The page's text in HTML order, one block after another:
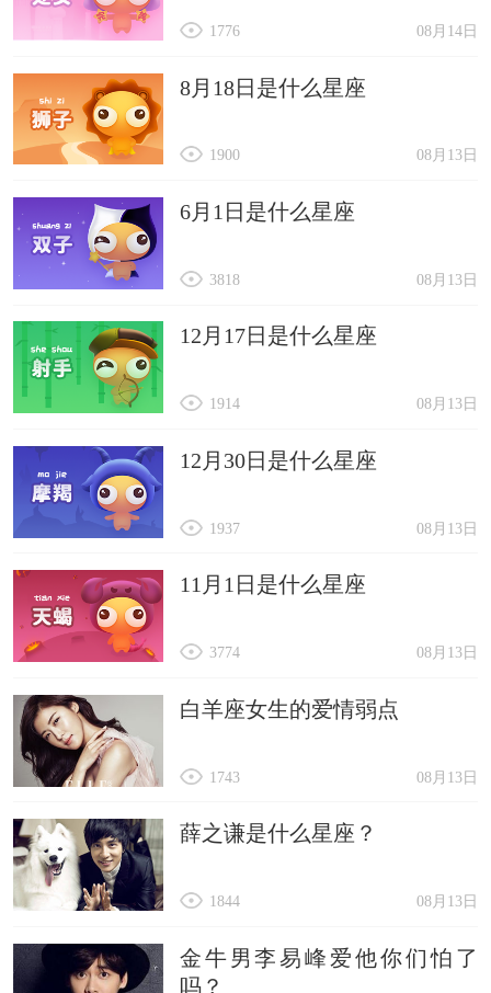
08月14日
1776
8月18日是什么星座
08月13日
1900
6月1日是什么星座
08月13日
3818
12月17日是什么星座
08月13日
1914
12月30日是什么星座
08月13日
1937
11月1日是什么星座
08月13日
3774
白羊座女生的爱情弱点
08月13日
1743
薛之谦是什么星座？
08月13日
1844
金牛男李易峰爱他你们怕了
吗？